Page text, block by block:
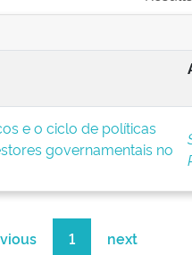
e o ciclo de políticas
governamentais no
1 next